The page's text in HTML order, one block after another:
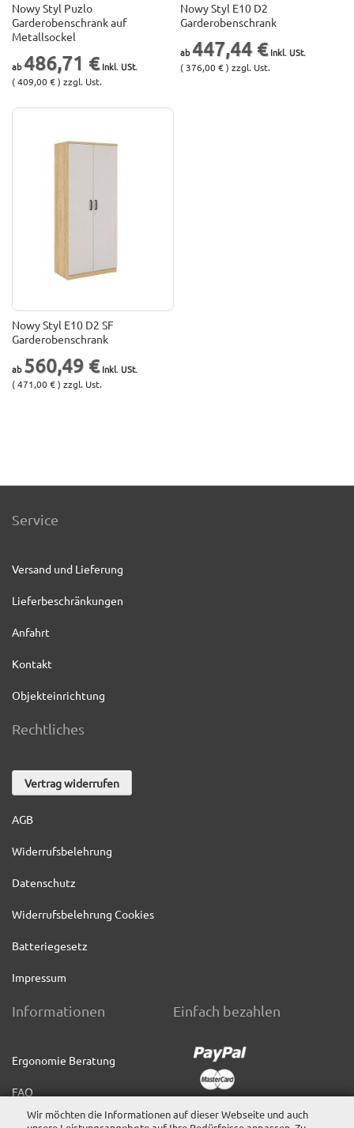
Nowy Styl Puzlo
Garderobenschrank auf
Metallsockel
486,71 €
( 409,00 € ) zzgl. Ust.
Nowy Styl E10 D2
Garderobenschrank
447,44 €
( 376,00 € ) zzgl. Ust.
Nowy Styl E10 D2 SF
Garderobenschrank
560,49 €
( 471,00 € ) zzgl. Ust.
Service
Versand und Lieferung
Lieferbeschränkungen
Anfahrt
Kontakt
Objekteinrichtung
Rechtliches
Vertrag widerrufen
AGB
Widerrufsbelehrung
Datenschutz
Widerrufsbelehrung Cookies
Batteriegesetz
Impressum
Informationen
Ergonomie Beratung
FAQ
Service & Hilfe
Einfach bezahlen
Wir möchten die Informationen auf dieser Webseite und auch